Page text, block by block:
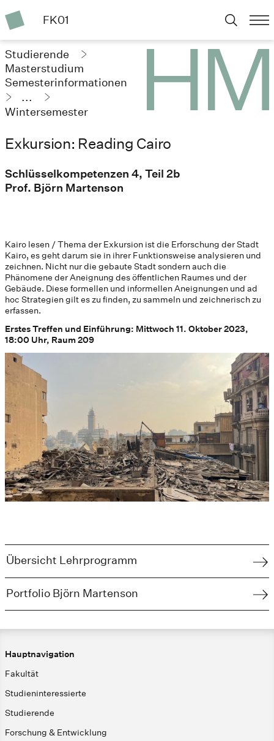
FK01
Studierende
Masterstudium
Semesterinformationen
...
Wintersemester
Exkursion: Reading Cairo
Schlüsselkompetenzen 4, Teil 2b
Prof. Björn Martenson
Kairo lesen / Thema der Exkursion ist die Erforschung der Stadt
Kairo, es geht darum sie in ihrer Funktionsweise analysieren und
zeichnen. Nicht nur die gebaute Stadt sondern auch die
Phänomene der Aneignung des öffentlichen Raumes und der
Gebäude. Diese formellen und informellen Aneignungen und ad
hoc Strategien gilt es zu finden, zu sammeln und zeichnerisch zu
erfassen.
Erstes Treffen und Einführung: Mittwoch 11. Oktober 2023,
18:00 Uhr, Raum 209
Übersicht Lehrprogramm
Portfolio Björn Martenson
Hauptnavigation
Fakultät
Studieninteressierte
Studierende
Forschung & Entwicklung